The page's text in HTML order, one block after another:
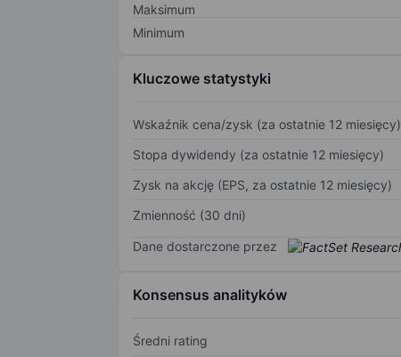
Maksimum
Minimum
Kluczowe statystyki
Wskaźnik cena/zysk (za ostatnie 12 miesięcy)
Stopa dywidendy (za ostatnie 12 miesięcy)
Zysk na akcję (EPS, za ostatnie 12 miesięcy)
Zmienność (30 dni)
Dane dostarczone przez
Konsensus analityków
Średni rating